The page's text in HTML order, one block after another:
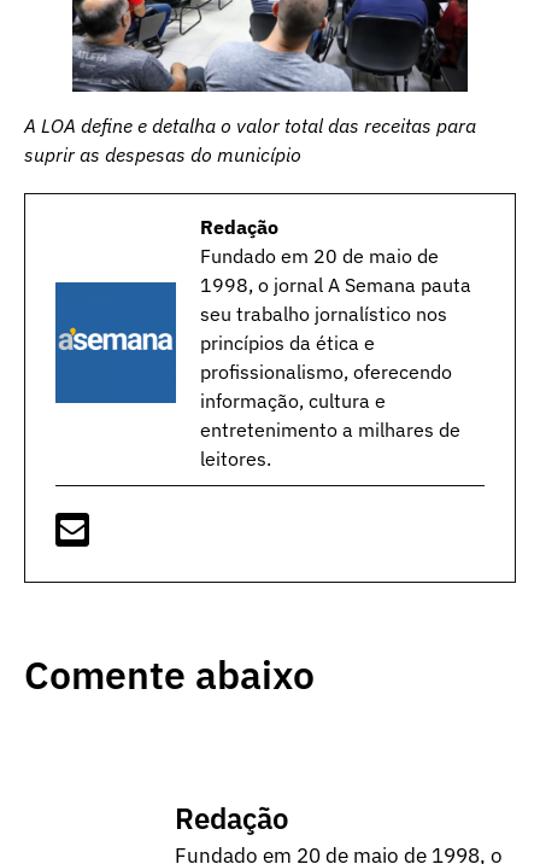
A LOA define e detalha o valor total das receitas para
suprir as despesas do município
Redação
Fundado em 20 de maio de
1998, o jornal A Semana pauta
seu trabalho jornalístico nos
princípios da ética e
profissionalismo, oferecendo
informação, cultura e
entretenimento a milhares de
leitores.
Comente abaixo
Redação
Fundado em 20 de maio de 1998, o